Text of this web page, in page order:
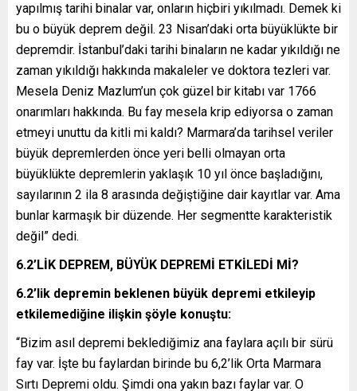
yapılmış tarihi binalar var, onların hiçbiri yıkılmadı. Demek ki
bu o büyük deprem değil. 23 Nisan’daki orta büyüklükte bir
depremdir. İstanbul’daki tarihi binaların ne kadar yıkıldığı ne
zaman yıkıldığı hakkında makaleler ve doktora tezleri var.
Mesela Deniz Mazlum’un çok güzel bir kitabı var 1766
onarımları hakkında. Bu fay mesela krip ediyorsa o zaman
etmeyi unuttu da kitli mi kaldı? Marmara’da tarihsel veriler
büyük depremlerden önce yeri belli olmayan orta
büyüklükte depremlerin yaklaşık 10 yıl önce başladığını,
sayılarının 2 ila 8 arasında değiştiğine dair kayıtlar var. Ama
bunlar karmaşık bir düzende. Her segmentte karakteristik
değil” dedi.
6.2’LİK DEPREM, BÜYÜK DEPREMİ ETKİLEDİ Mİ?
6.2’lik depremin beklenen büyük depremi etkileyip
etkilemediğine ilişkin şöyle konuştu:
“Bizim asıl depremi beklediğimiz ana faylara açılı bir sürü
fay var. İşte bu faylardan birinde bu 6,2’lik Orta Marmara
Sırtı Depremi oldu. Şimdi ona yakın bazı faylar var. O